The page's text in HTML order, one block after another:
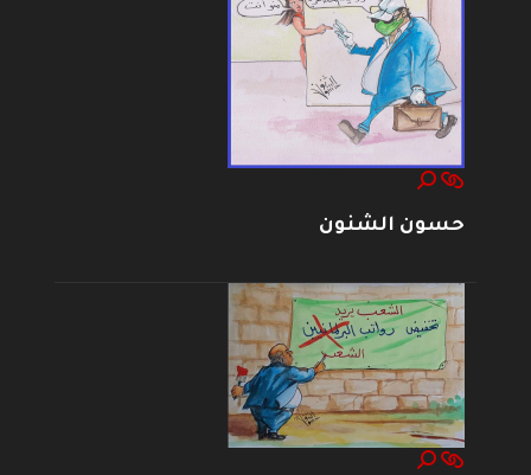
حسون الشنون